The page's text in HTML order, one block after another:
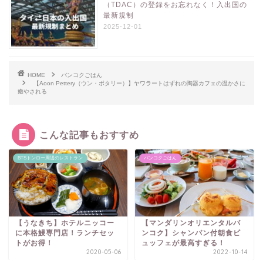
（TDAC）の登録をお忘れなく！入出国の
最新規制
2025-12-01
HOME
バンコクごはん
【Aoon Pettery（ウン・ポタリー）】ヤワラートはずれの陶器カフェの温かさに
癒やされる
こんな記事もおすすめ
BTSトンロー周辺のレストラン
【うなきち】ホテルニッコー
に本格鰻専門店！ランチセッ
トがお得！
2020-05-06
バンコクごはん
【マンダリンオリエンタルバ
ンコク】シャンパン付朝食ビ
ュッフェが最高すぎる！
2022-10-14